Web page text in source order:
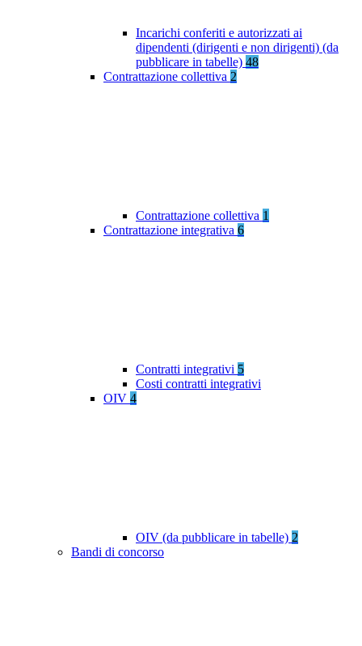
Incarichi conferiti e autorizzati ai
dipendenti (dirigenti e non dirigenti) (da
pubblicare in tabelle) 48
Contrattazione collettiva 2
Contrattazione collettiva 1
Contrattazione integrativa 6
Contratti integrativi 5
Costi contratti integrativi
OIV 4
OIV (da pubblicare in tabelle) 2
Bandi di concorso